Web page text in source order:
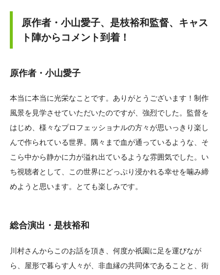
原作者・小山愛子、是枝裕和監督、キャス
ト陣からコメント到着！
原作者・小山愛子
本当に本当に光栄なことです。ありがとうございます！制作
風景を見学させていただいたのですが、強烈でした。監督を
はじめ、様々なプロフェッショナルの方々が思いっきり楽し
んで作られている世界。隅々まで血が通っているような、そ
こら中から静かに力が溢れ出ているような雰囲気でした。い
ち視聴者として、この世界にどっぷり浸かれる幸せを噛み締
めようと思います。とても楽しみです。
総合演出・是枝裕和
川村さんからこのお話を頂き、何度か祇園に足を運びなが
ら、屋形で暮らす人々が、非血縁の共同体であることと、街